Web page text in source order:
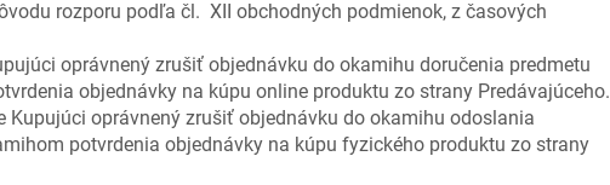
rozporu podľa čl. XII obchodných podmienok, z časových
oprávnený zrušiť objednávku do okamihu doručenia predmetu
objednávky na kúpu online produktu zo strany Predávajúceho.
oprávnený zrušiť objednávku do okamihu odoslania
potvrdenia objednávky na kúpu fyzického produktu zo strany